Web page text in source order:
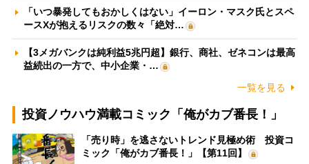
「いつ暴発してもおかしくはない」イーロン・マスク氏とスペ
ースXが抱えるリスクの数々「絶対…
【3メガバンクは純利益5兆円超】銀行、商社、ゼネコンは最高
益続出の一方で、中小企業・…
一覧を見る
投資ノウハウ満載コミック「俺がカブ番長！」
「売り時」を逃さないトレンド見極め術 投資コ
ミック「俺がカブ番長！」【第11回】